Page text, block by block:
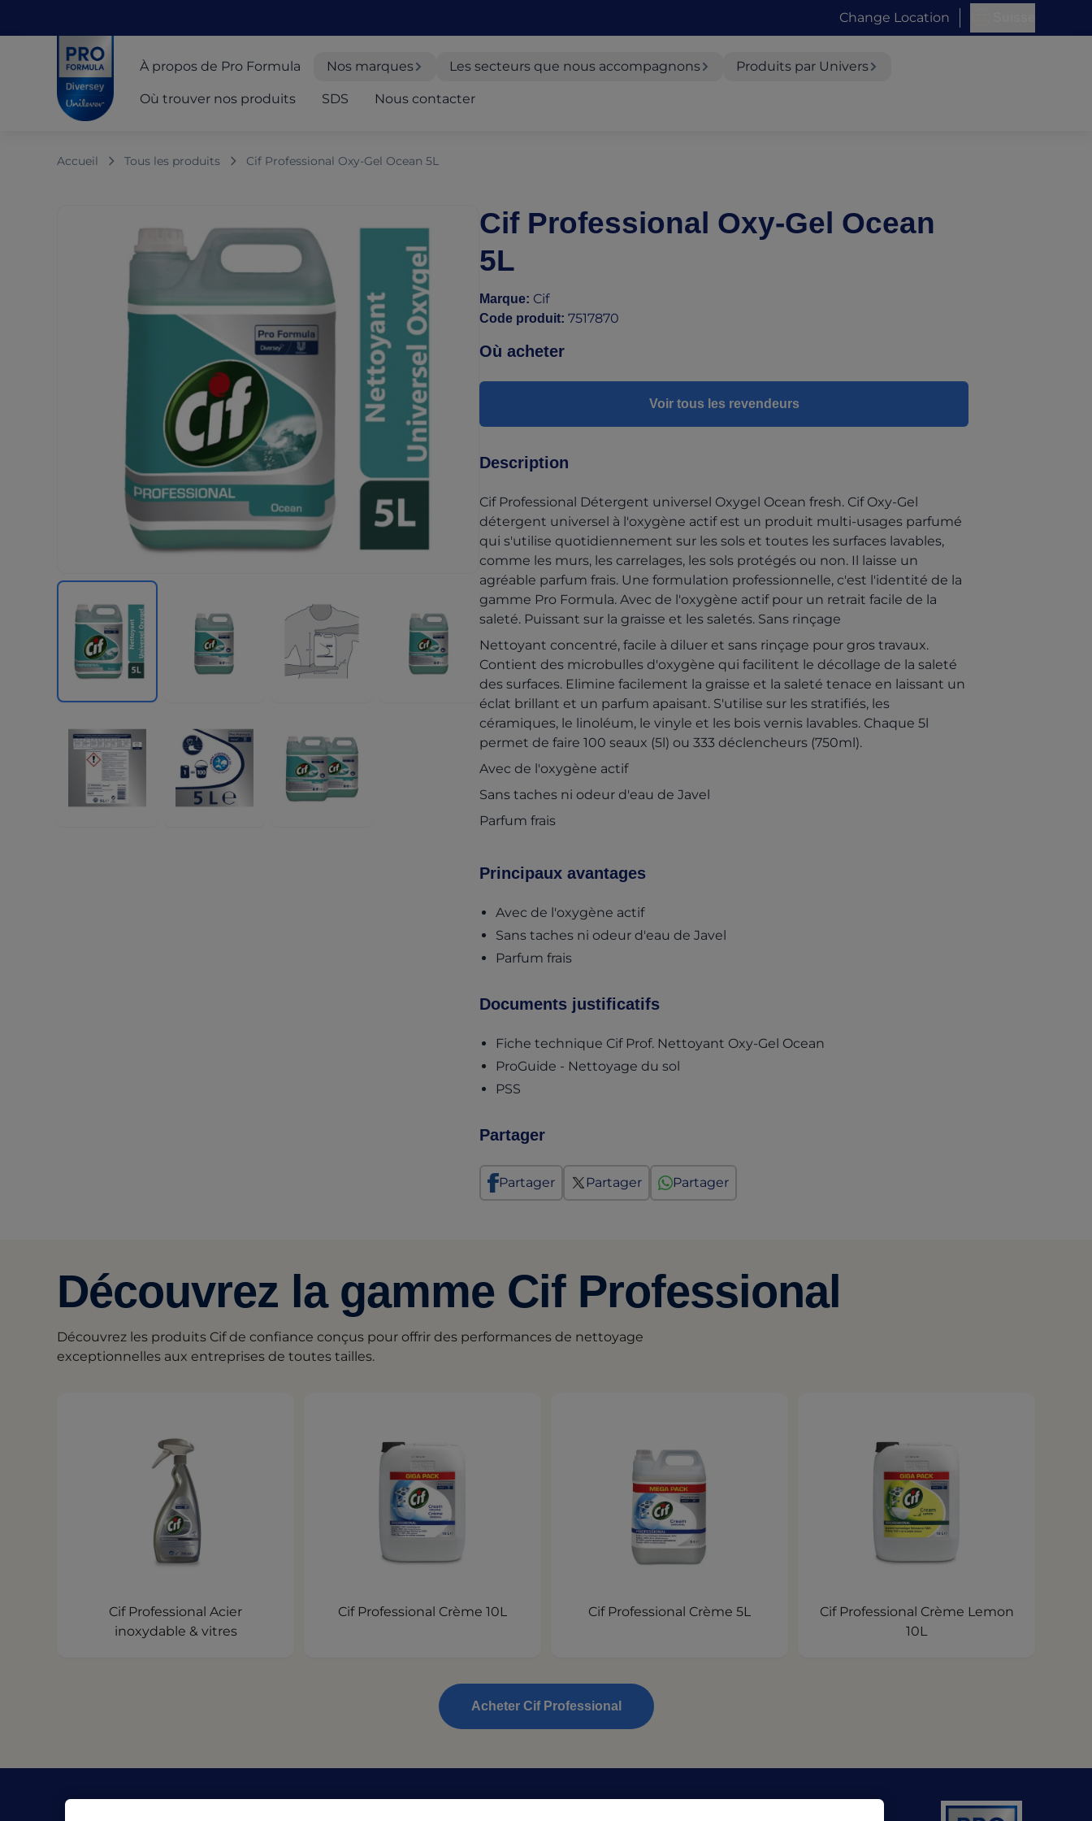
Change Location
Pro Formula
À propos de Pro Formula
Nos marques Les secteurs que nous accompagnons Produits par Univers
Où trouver nos produits SDS Nous contacter
Accueil Tous les produits Cif Professional Oxy-Gel Ocean 5L
Cif Professional Oxy-Gel Ocean
5L
Marque: Cif
Code produit: 7517870
Où acheter
Voir tous les revendeurs
Description
Cif Professional Détergent universel Oxygel Ocean fresh. Cif Oxy-Gel
détergent universel à l'oxygène actif est un produit multi-usages parfumé
qui s'utilise quotidiennement sur les sols et toutes les surfaces lavables,
comme les murs, les carrelages, les sols protégés ou non. Il laisse un
agréable parfum frais. Une formulation professionnelle, c'est l'identité de la
gamme Pro Formula. Avec de l'oxygène actif pour un retrait facile de la
saleté. Puissant sur la graisse et les saletés. Sans rinçage
Nettoyant concentré, facile à diluer et sans rinçage pour gros travaux.
Contient des microbulles d'oxygène qui facilitent le décollage de la saleté
des surfaces. Elimine facilement la graisse et la saleté tenace en laissant un
éclat brillant et un parfum apaisant. S'utilise sur les stratifiés, les
céramiques, le linoléum, le vinyle et les bois vernis lavables. Chaque 5l
permet de faire 100 seaux (5l) ou 333 déclencheurs (750ml).
Avec de l'oxygène actif
Sans taches ni odeur d'eau de Javel
Parfum frais
Principaux avantages
Avec de l'oxygène actif
Sans taches ni odeur d'eau de Javel
Parfum frais
Documents justificatifs
Fiche technique Cif Prof. Nettoyant Oxy-Gel Ocean
ProGuide - Nettoyage du sol
PSS
Partager
Partager Partager Partager
Découvrez la gamme Cif Professional
Découvrez les produits Cif de confiance conçus pour offrir des performances de nettoyage
exceptionnelles aux entreprises de toutes tailles.
Cif Professional Acier
inoxydable & vitres
Cif Professional Crème 10L Cif Professional Crème 5L
Cif Professional Crème Lemon
10L
Acheter Cif Professional